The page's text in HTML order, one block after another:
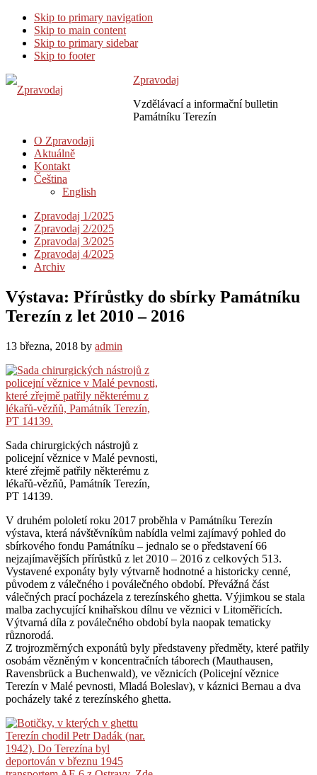
Skip to primary navigation
Skip to main content
Skip to primary sidebar
Skip to footer
Zpravodaj
Vzdělávací a informační bulletin
Památníku Terezín
O Zpravodaji
Aktuálně
Kontakt
Čeština
English
Zpravodaj 1/2025
Zpravodaj 2/2025
Zpravodaj 3/2025
Zpravodaj 4/2025
Archiv
Výstava: Přírůstky do sbírky Památníku
Terezín z let 2010 – 2016
13 března, 2018 by admin
Sada chirurgických nástrojů z
policejní věznice v Malé pevnosti,
které zřejmě patřily některému z
lékařů-vězňů, Památník Terezín,
PT 14139.
V druhém pololetí roku 2017 proběhla v Památníku Terezín
výstava, která návštěvníkům nabídla velmi zajímavý pohled do
sbírkového fondu Památníku – jednalo se o představení 66
nejzajímavějších přírůstků z let 2010 – 2016 z celkových 513.
Vystavené exponáty byly výtvarně hodnotné a historicky cenné,
původem z válečného i poválečného období. Převážná část
válečných prací pocházela z terezínského ghetta. Výjimkou se stala
malba zachycující knihařskou dílnu ve věznici v Litoměřicích.
Výtvarná díla z poválečného období byla naopak tematicky
různorodá.
Z trojrozměrných exponátů byly představeny předměty, které patřily
osobám vězněným v koncentračních táborech (Mauthausen,
Ravensbrück a Buchenwald), ve věznicích (Policejní věznice
Terezín v Malé pevnosti, Mladá Boleslav), v káznici Bernau a dva
pocházely také z terezínského ghetta.